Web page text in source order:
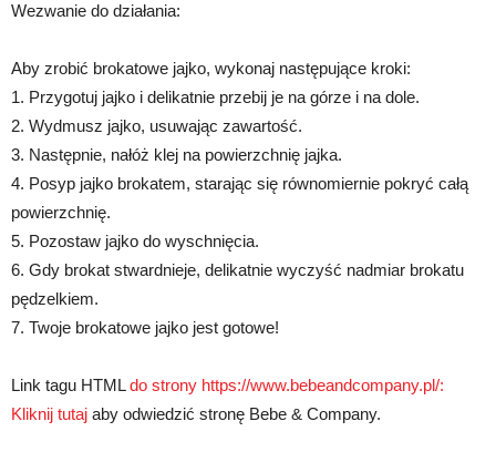
Wezwanie do działania:
Aby zrobić brokatowe jajko, wykonaj następujące kroki:
1. Przygotuj jajko i delikatnie przebij je na górze i na dole.
2. Wydmusz jajko, usuwając zawartość.
3. Następnie, nałóż klej na powierzchnię jajka.
4. Posyp jajko brokatem, starając się równomiernie pokryć całą
powierzchnię.
5. Pozostaw jajko do wyschnięcia.
6. Gdy brokat stwardnieje, delikatnie wyczyść nadmiar brokatu
pędzelkiem.
7. Twoje brokatowe jajko jest gotowe!
Link tagu HTMLdo strony https://www.bebeandcompany.pl/:
Kliknij tutaj aby odwiedzić stronę Bebe & Company.